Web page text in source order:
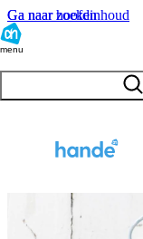
Ga naar hoofdinhoud
Ga naar zoeken
menu